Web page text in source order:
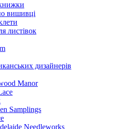
вишивці
листівок
дизайнерів
Manor
Samplings
Needleworks